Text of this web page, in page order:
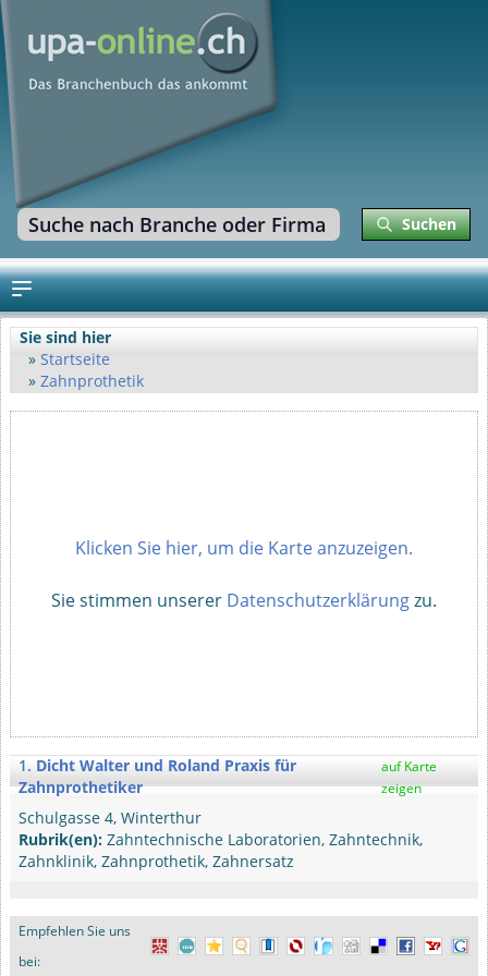
Suchen
Sie sind hier
Startseite
Zahnprothetik
Klicken Sie hier, um die Karte anzuzeigen.
Sie stimmen unserer Datenschutzerklärungzu.
1. Dicht Walter und Roland Praxis für
Zahnprothetiker
auf Karte
zeigen
Schulgasse 4, Winterthur
Rubrik(en): Zahntechnische Laboratorien, Zahntechnik,
Zahnklinik, Zahnprothetik, Zahnersatz
Empfehlen Sie uns
bei: